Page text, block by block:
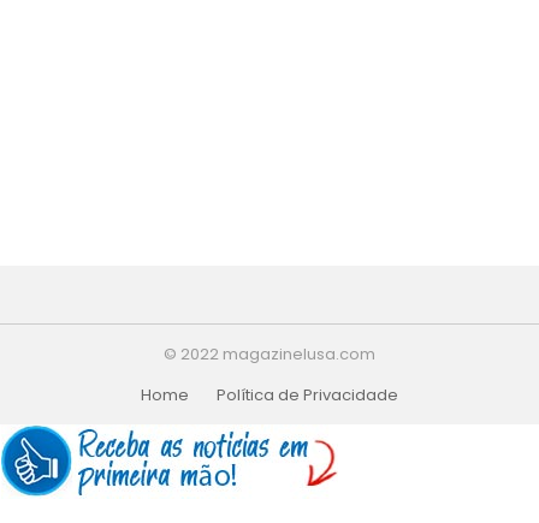
© 2022 magazinelusa.com
Home
Política de Privacidade